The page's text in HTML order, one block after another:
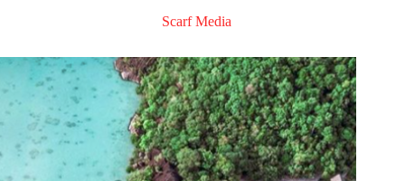
Scarf Media